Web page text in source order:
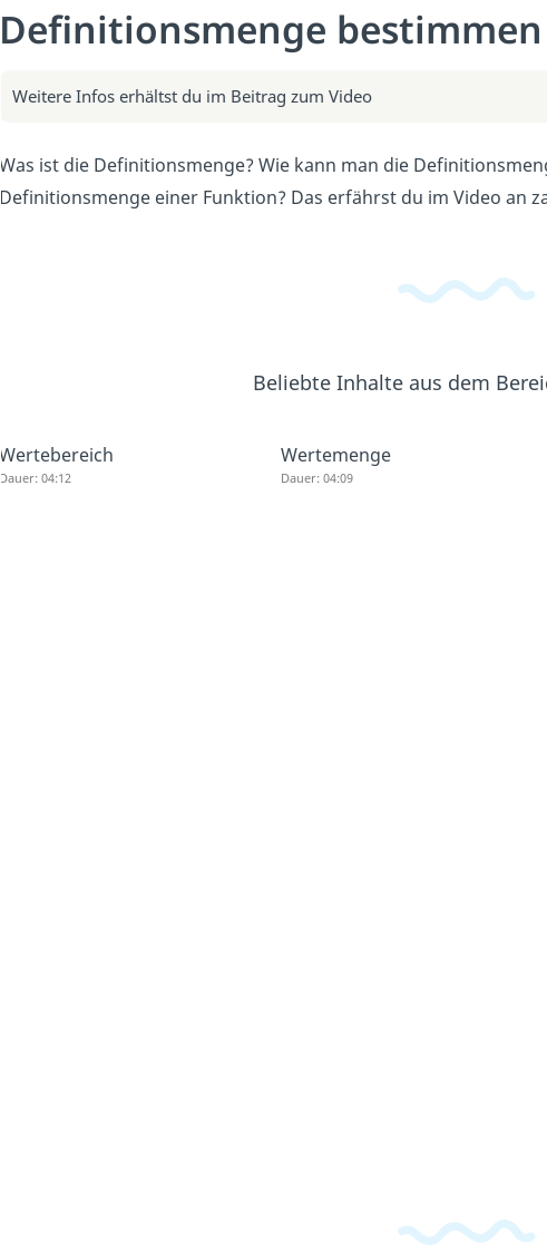
Definitionsmenge bestimmen
Weitere Infos erhältst du im Beitrag zum Video
Was ist die Definitionsmenge? Wie kann man die
Definitionsmenge einer Funktion? Das erfährst du im Video an
Beliebte Inhalte aus dem
Wertebereich
Dauer: 04:12
Wertemenge
Dauer: 04:09